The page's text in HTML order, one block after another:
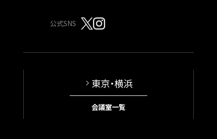
公式SNS
東京・横浜
会議室一覧